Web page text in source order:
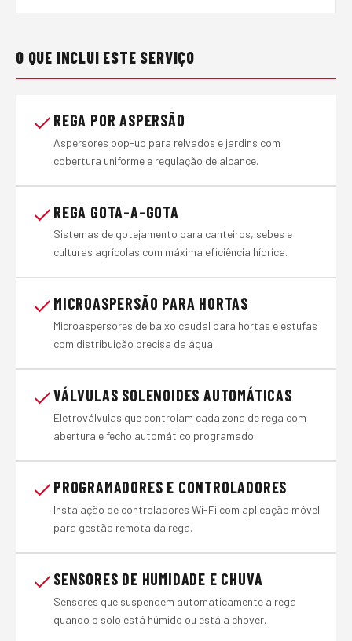
O QUE INCLUI ESTE SERVIÇO
REGA POR ASPERSÃO
Aspersores pop-up para relvados e jardins com
cobertura uniforme e regulação de alcance.
REGA GOTA-A-GOTA
Sistemas de gotejamento para canteiros, sebes e
culturas agrícolas com máxima eficiência hídrica.
MICROASPERSÃO PARA HORTAS
Microaspersores de baixo caudal para hortas e estufas
com distribuição precisa da água.
VÁLVULAS SOLENOIDES AUTOMÁTICAS
Eletroválvulas que controlam cada zona de rega com
abertura e fecho automático programado.
PROGRAMADORES E CONTROLADORES
Instalação de controladores Wi-Fi com aplicação móvel
para gestão remota da rega.
SENSORES DE HUMIDADE E CHUVA
Sensores que suspendem automaticamente a rega
quando o solo está húmido ou está a chover.